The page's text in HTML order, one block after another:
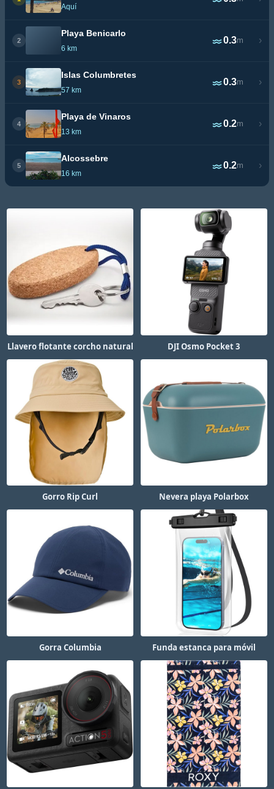
Aquí
2
Playa Benicarlo
6 km
0.3m ›
3
Islas Columbretes
57 km
0.3m ›
4
Playa de Vinaros
13 km
0.2m ›
5
Alcossebre
16 km
0.2m ›
Llavero flotante corcho natural DJI Osmo Pocket 3
Gorro Rip Curl Nevera playa Polarbox
Gorra Columbia Funda estanca para móvil